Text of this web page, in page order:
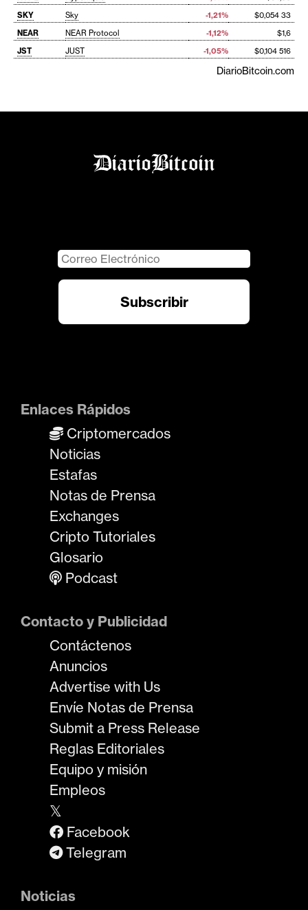
SKY
Sky -1,21%
$0,054 33
NEAR
NEAR Protocol -1,12%
$1,6
JST
JUST -1,05% $0,104 516
DiarioBitcoin.com
Enlaces Rápidos
Criptomercados
Noticias
Estafas
Notas de Prensa
Exchanges
Cripto Tutoriales
Glosario
Podcast
Contacto y Publicidad
Contáctenos
Anuncios
Advertise with Us
Envíe Notas de Prensa
Submit a Press Release
Reglas Editoriales
Equipo y misión
Empleos
𝕏
Facebook
Telegram
Noticias